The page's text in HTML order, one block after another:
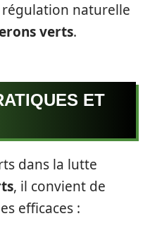
naturelle
verts.
ET
dans la lutte
, il convient de
efficaces :